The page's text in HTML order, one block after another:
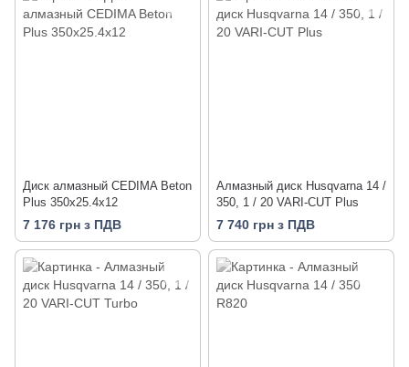
Диск алмазный CEDIMA Beton
Plus 350х25.4х12
7 176 грн з ПДВ
Алмазный диск Husqvarna 14 /
350, 1 / 20 VARI-CUT Plus
7 740 грн з ПДВ